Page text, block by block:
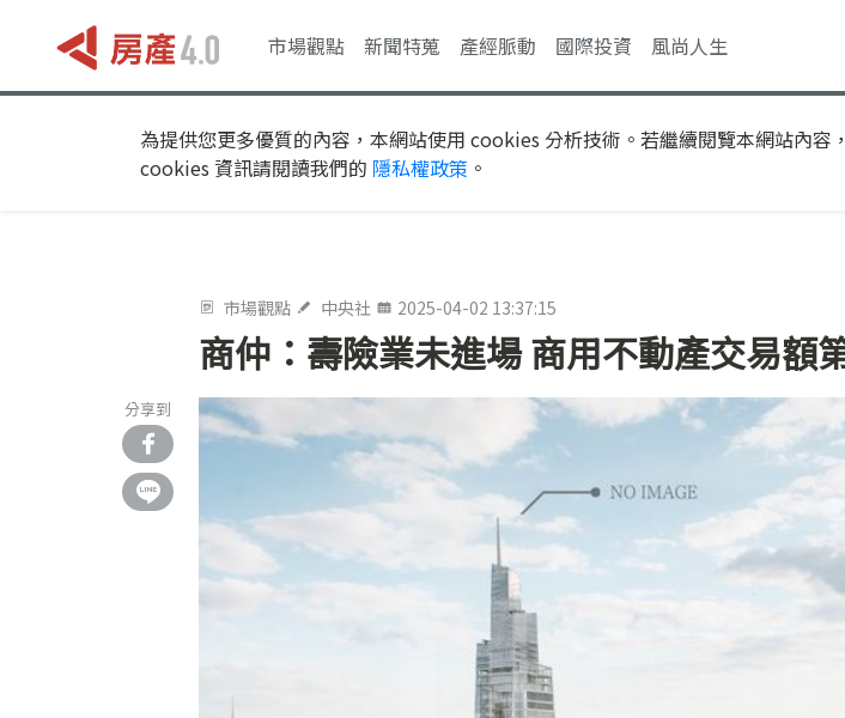
市場觀點 新聞特蒐 產經脈動 國際投資 風尚人生
為提供您更多優質的內容，本網站使用 cookies 分析技術。若繼續閱覽本網站內
cookies 資訊請閱讀我們的 隱私權政策 。
市場觀點 中央社 2025-04-02 13:37:15
商仲：壽險業未進場 商用不動產交易額
分享到